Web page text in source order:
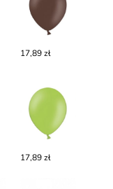
17,89 zł
17,89 zł